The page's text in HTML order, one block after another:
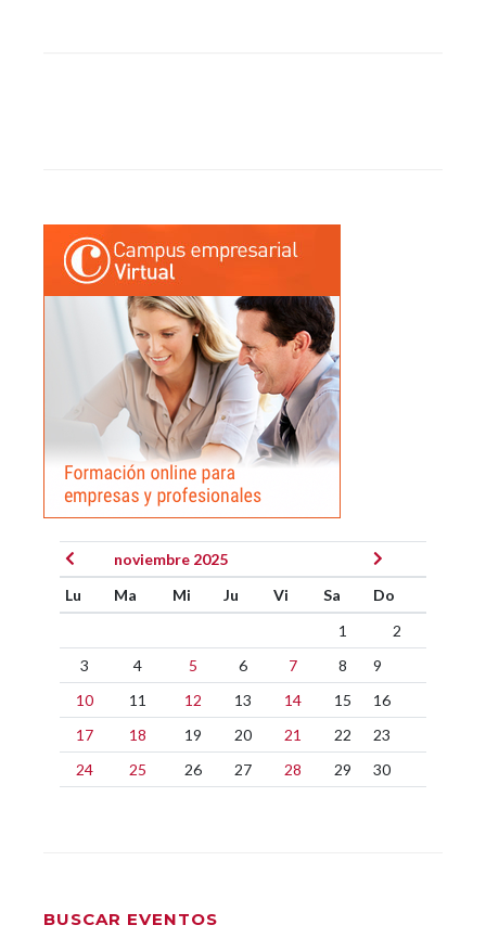
noviembre 2025
Lu
Ma Mi Ju Vi Sa
Do
1
2
3
4 5 6 7 8
9
10
11 12 13 14 15
16
17
18 19 20 21 22
23
24
25 26 27 28 29 30
BUSCAR EVENTOS